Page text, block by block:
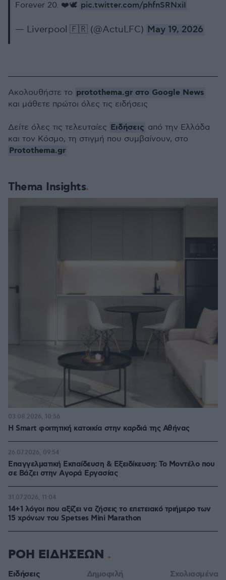
Forever 20. ❤️🕊 pic.twitter.com/phfnSRNxiI
— Liverpool 🇫🇷 (@ActuLFC) May 19, 2026
Thema Insights
Η Smart φοιτητική κατοικία στην καρδιά της Αθήνας
03.08.2026, 10:56
Επαγγελματική Εκπαίδευση & Εξειδίκευση: Το Mοντέλο που
σε Bάζει στην Aγορά Eργασίας
26.07.2026, 09:54
14+1 λόγοι που αξίζει να ζήσεις το επετειακό τριήμερο των
15 χρόνων του Spetses Mini Marathon
31.07.2026, 11:04
Ακολουθήστε το protothema.gr στο Google News
και μάθετε πρώτοι όλες τις ειδήσεις
Δείτε όλες τις τελευταίες Ειδήσεις από την Ελλάδα
και τον Κόσμο, τη στιγμή που συμβαίνουν, στο
Protothema.gr
ΡΟΗ ΕΙΔΗΣΕΩΝ
Ειδήσεις Δημοφιλή Σχολιασμένα